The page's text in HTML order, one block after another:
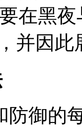
在黑
并因
防御的